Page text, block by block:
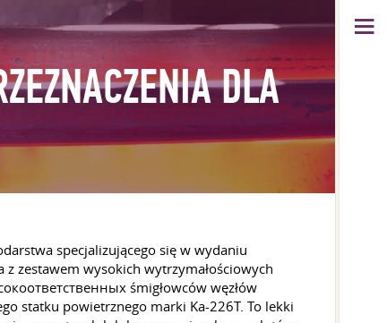
DLA
specjalizującego się w wydaniu
zestawem wysokich wytrzymałościowych
śmigłowców węzłów
statku powietrznego marki Ka-226Т. To lekki